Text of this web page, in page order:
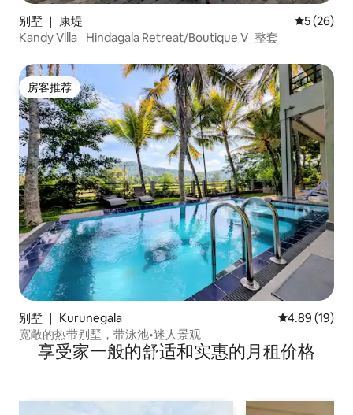
别墅 ｜ 康堤 平均评分
5 (26)
Kandy Villa_ Hindagala Retreat/Boutique V_整套
房客推荐
房客推荐
别墅 ｜ Kurunegala 平均评分
4.89 (19)
宽敞的热带别墅，带泳池•迷人景观
享受家一般的舒适和实惠的月租价格